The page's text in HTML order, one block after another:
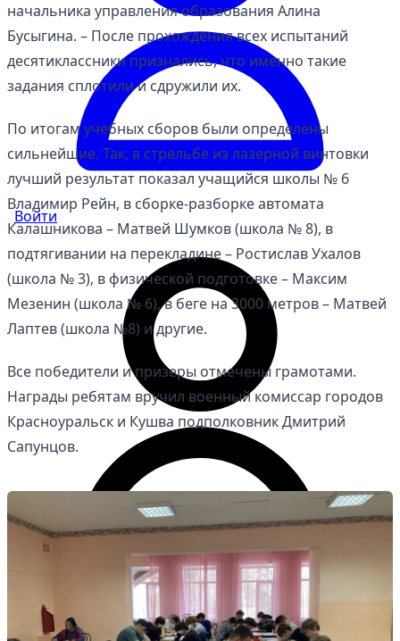
Войти
Личный кабинет
начальника управления образования Алина
Бусыгина. – После прохождения всех испытаний
десятиклассники признались, что именно такие
задания сплотили и сдружили их.
По итогам учебных сборов были определены
сильнейшие. Так, в стрельбе из лазерной винтовки
лучший результат показал учащийся школы № 6
Владимир Рейн, в сборке-разборке автомата
Калашникова – Матвей Шумков (школа № 8), в
подтягивании на перекладине – Ростислав Ухалов
(школа № 3), в физической подготовке – Максим
Мезенин (школа № 6), в беге на 3000 метров – Матвей
Лаптев (школа №8) и другие.
Все победители и призеры отмечены грамотами.
Награды ребятам вручил военный комиссар городов
Красноуральск и Кушва подполковник Дмитрий
Сапунцов.